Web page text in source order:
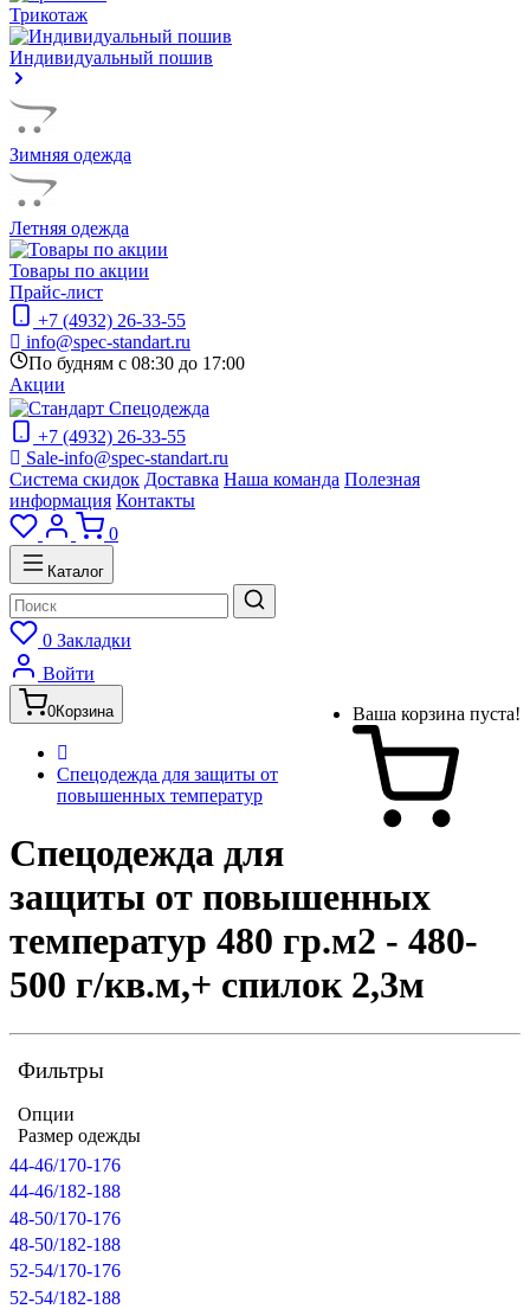
Трикотаж
Индивидуальный пошив
Зимняя одежда
Летняя одежда
Товары по акции
Прайс-лист
+7 (4932) 26-33-55
info@spec-standart.ru
По будням с 08:30 до 17:00
Акции
+7 (4932) 26-33-55
Sale-info@spec-standart.ru
Система скидок Доставка Наша команда Полезная
информация Контакты
0
Каталог
0 Закладки
Войти
0Корзина Ваша корзина пуста!
Спецодежда для защиты от
повышенных температур
Спецодежда для
защиты от повышенных
температур 480 гр.м2 - 480-
500 г/кв.м,+ спилок 2,3м
Фильтры
Опции
Размер одежды
44-46/170-176
44-46/182-188
48-50/170-176
48-50/182-188
52-54/170-176
52-54/182-188